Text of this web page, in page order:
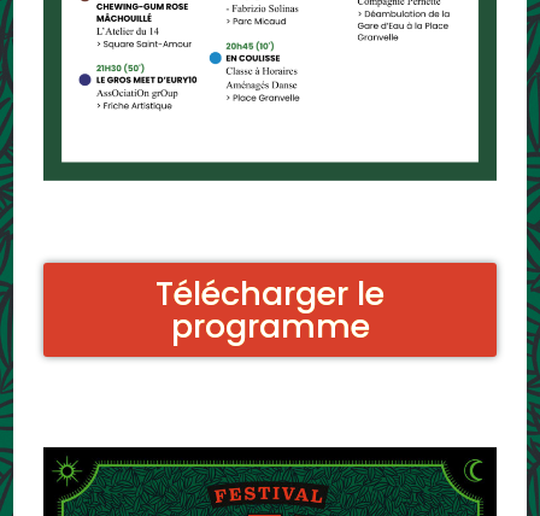
Télécharger le
programme